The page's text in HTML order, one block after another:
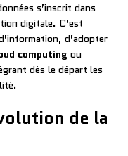
s’inscrit dans
digitale. C’est
d’adopter
computing ou
dès le départ les
de la